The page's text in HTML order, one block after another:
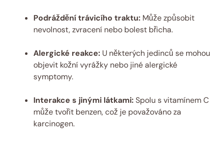
Podráždění trávicího traktu: Může způsobit
nevolnost, zvracení nebo bolest břicha.
Alergické reakce: U některých jedinců se mohou
objevit kožní vyrážky nebo jiné alergické
symptomy.
Interakce s jinými látkami:Spolu s vitamínem C
může tvořit benzen, což je považováno za
karcinogen.